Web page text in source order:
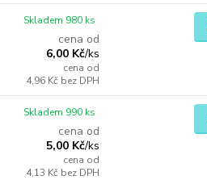
cena od
6,00 Kč/ks
cena od
4,96 Kč bez DPH
Skladem 980 ks
cena od
5,00 Kč/ks
cena od
4,13 Kč bez DPH
Skladem 990 ks